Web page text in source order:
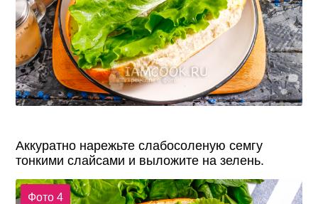
Аккуратно нарежьте слабосоленую семгу
тонкими слайсами и выложите на зелень.
Фото 4